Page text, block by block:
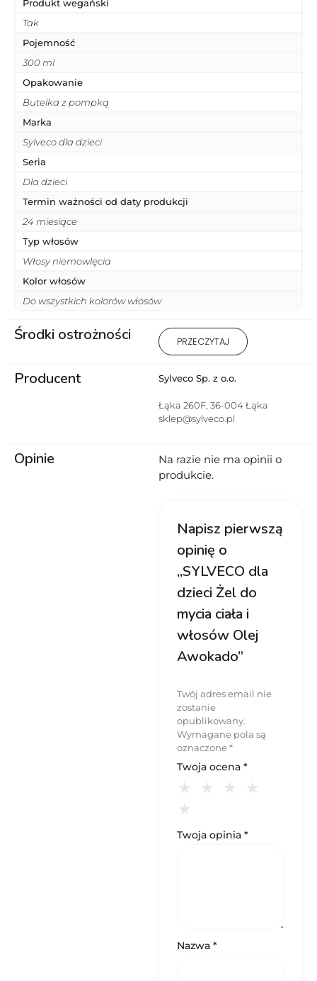
Produkt wegański
Tak
Pojemność
300 ml
Opakowanie
Butelka z pompką
Marka
Sylveco dla dzieci
Seria
Dla dzieci
Termin ważności od daty produkcji
24 miesiące
Typ włosów
Włosy niemowlęcia
Kolor włosów
Do wszystkich kolorów włosów
Środki ostrożności
1) Produkt wyłącznie do użytku
zewnętrznego. 2 ) Stosować
sposobem użycia. 3) Unikać
kontaktu z oczami. 4) Nie
stosować na uszkodzoną lub
podrażnioną skórę. 5) W
przypadku wystąpienia
alergicznej przerwać
stosowanie. 6) Przechowywać w
miejscu niedostępnym dla
składników produktu.
PRZECZYTAJ
Producent Sylveco Sp. z o.o.
Łąka 260F, 36-004 Łąka
sklep@sylveco.pl
Opinie
Na razie nie ma opinii o
produkcie.
Napisz pierwszą
opinię o
„SYLVECO dla
dzieci Żel do
mycia ciała i
włosów Olej
Awokado”
Twój adres email nie
zostanie
opublikowany.
Wymagane pola są
oznaczone*
Twoja ocena *
Twoja opinia *
Nazwa *